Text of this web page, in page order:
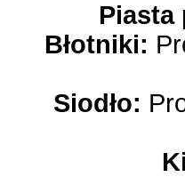
Piasta
Błotniki:
Siodło: